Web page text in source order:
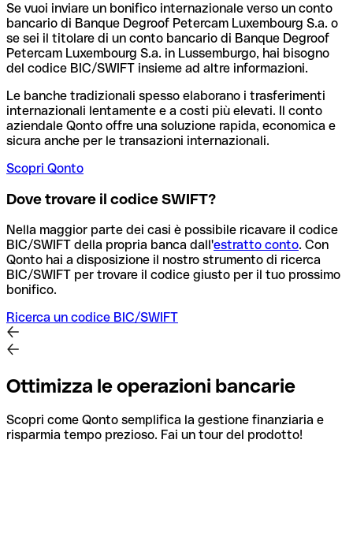
Se vuoi inviare un bonifico internazionale verso un conto
bancario di Banque Degroof Petercam Luxembourg S.a. o
se sei il titolare di un conto bancario di Banque Degroof
Petercam Luxembourg S.a. in Lussemburgo, hai bisogno
del codice BIC/SWIFT insieme ad altre informazioni.
Le banche tradizionali spesso elaborano i trasferimenti
internazionali lentamente e a costi più elevati. Il conto
aziendale Qonto offre una soluzione rapida, economica e
sicura anche per le transazioni internazionali.
Scopri Qonto
Dove trovare il codice SWIFT?
Nella maggior parte dei casi è possibile ricavare il codice
BIC/SWIFT della propria banca dall'estratto conto. Con
Qonto hai a disposizione il nostro strumento di ricerca
BIC/SWIFT per trovare il codice giusto per il tuo prossimo
bonifico.
Ricerca un codice BIC/SWIFT
Ottimizza le operazioni bancarie
Scopri come Qonto semplifica la gestione finanziaria e
risparmia tempo prezioso. Fai un tour del prodotto!